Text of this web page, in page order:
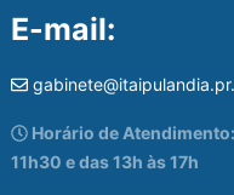
E-mail:
Horário de
11h30 e das 13h às 17h